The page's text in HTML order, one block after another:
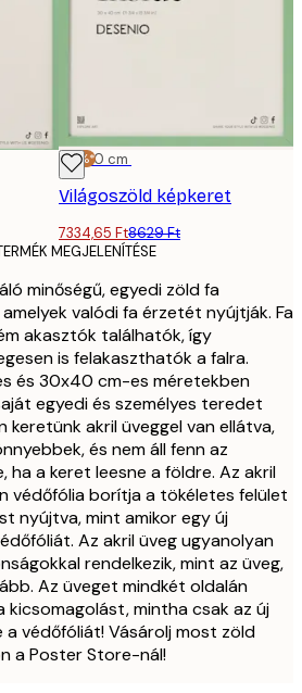
-15%*
30x40 cm
Világoszöld képkeret
7334,65 Ft8629 Ft
MEGJELENÍTÉSE
minőségű, egyedi zöld fa
valódi fa érzetét nyújtják. Fa
akasztók találhatók, így
is felakaszthatók a falra.
és 30x40 cm-es méretekben
egyedi és személyes teredet
keretünk akril üveggel van ellátva,
és nem áll fenn az
ha a keret leesne a földre. Az akril
védőfólia borítja a tökéletes felület
nyújtva, mint amikor egy új
Az akril üveg ugyanolyan
rendelkezik, mint az üveg,
Az üveget mindkét oldalán
kicsomagolást, mintha csak az új
védőfóliát! Vásárolj most zöld
a Poster Store-nál!